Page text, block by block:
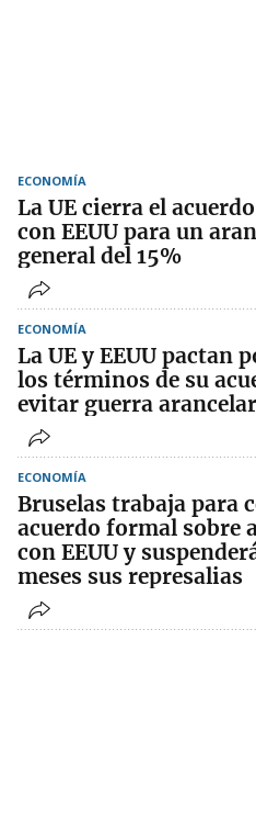
ECONOMÍA
La UE cierra el
con EEUU para un
general del 15%
ECONOMÍA
La UE y EEUU pactan
los términos de su
evitar guerra
ECONOMÍA
Bruselas trabaja para
acuerdo formal sobre
con EEUU y
meses sus represalias